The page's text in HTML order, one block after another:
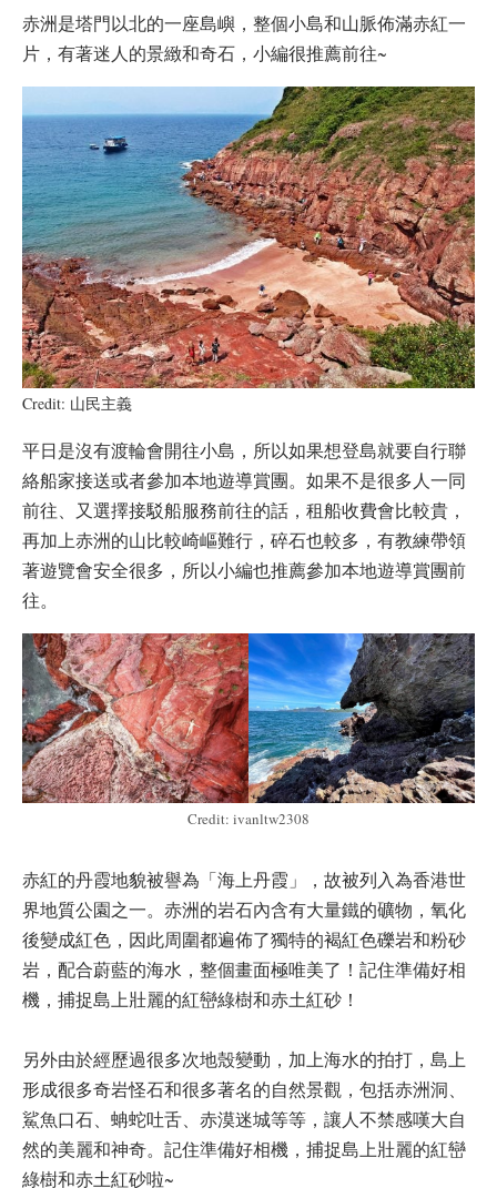
赤洲是塔門以北的一座島嶼，整個小島和山脈佈滿赤紅一
片，有著迷人的景緻和奇石，小編很推薦前往~
Credit: 山民主義
平日是沒有渡輪會開往小島，所以如果想登島就要自行聯
絡船家接送或者參加本地遊導賞團。如果不是很多人一同
前往、又選擇接駁船服務前往的話，租船收費會比較貴，
再加上赤洲的山比較崎嶇難行，碎石也較多，有教練帶領
著遊覽會安全很多，所以小編也推薦參加本地遊導賞團前
往。
Credit: ivanltw2308
赤紅的丹霞地貌被譽為「海上丹霞」，故被列入為香港世
界地質公園之一。赤洲的岩石內含有大量鐵的礦物，氧化
後變成紅色，因此周圍都遍佈了獨特的褐紅色礫岩和粉砂
岩，配合蔚藍的海水，整個畫面極唯美了！記住準備好相
機，捕捉島上壯麗的紅巒綠樹和赤土紅砂！
另外由於經歷過很多次地殼變動，加上海水的拍打，島上
形成很多奇岩怪石和很多著名的自然景觀，包括赤洲洞、
鯊魚口石、蚺蛇吐舌、赤漠迷城等等，讓人不禁感嘆大自
然的美麗和神奇。記住準備好相機，捕捉島上壯麗的紅巒
綠樹和赤土紅砂啦~